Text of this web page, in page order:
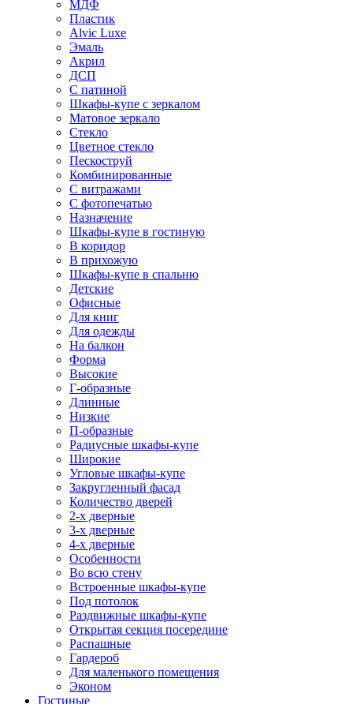
МДФ
Пластик
Alvic Luxe
Эмаль
Акрил
ДСП
С патиной
Шкафы-купе с зеркалом
Матовое зеркало
Стекло
Цветное стекло
Пескоструй
Комбинированные
С витражами
С фотопечатью
Назначение
Шкафы-купе в гостиную
В коридор
В прихожую
Шкафы-купе в спальню
Детские
Офисные
Для книг
Для одежды
На балкон
Форма
Высокие
Г-образные
Длинные
Низкие
П-образные
Радиусные шкафы-купе
Широкие
Угловые шкафы-купе
Закругленный фасад
Количество дверей
2-х дверные
3-х дверные
4-х дверные
Особенности
Во всю стену
Встроенные шкафы-купе
Под потолок
Раздвижные шкафы-купе
Открытая секция посередине
Распашные
Гардероб
Для маленького помещения
Эконом
Гостиные